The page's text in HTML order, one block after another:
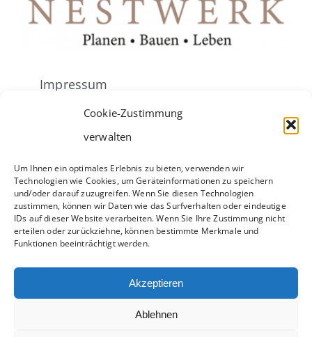
Cookie-Zustimmung
verwalten
Um Ihnen ein optimales Erlebnis zu bieten, verwenden wir
Technologien wie Cookies, um Geräteinformationen zu speichern
und/oder darauf zuzugreifen. Wenn Sie diesen Technologien
zustimmen, können wir Daten wie das Surfverhalten oder eindeutige
IDs auf dieser Website verarbeiten. Wenn Sie Ihre Zustimmung nicht
erteilen oder zurückziehne, können bestimmte Merkmale und
Funktionen beeinträchtigt werden.
Akzeptieren
Ablehnen
Impressum
Cookie-Richtlinie (EU)
Datenschutzerklärung
Bielefelder Str. 23
33104 Paderborn
Telefon 05254 9320600
fritz@nestwerk.gmbh